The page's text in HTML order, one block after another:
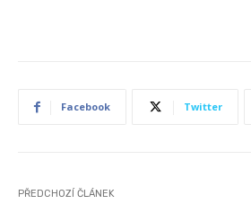
Facebook Twitter
PŘEDCHOZÍ ČLÁNEK